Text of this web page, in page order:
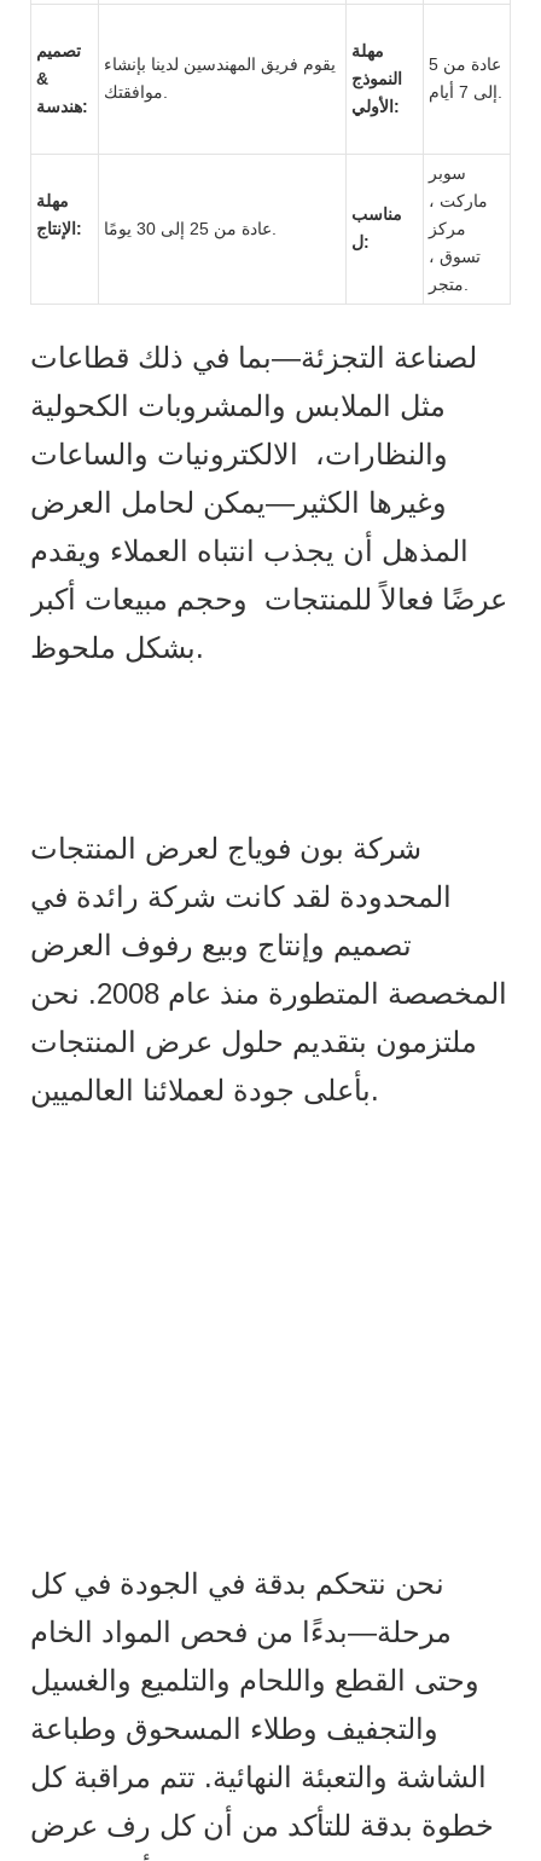
تصميم
&
هندسة:
يقوم فريق المهندسين لدينا بإنشاء
مهلة
النموذج
الأولي:
عادة من 5
مهلة
الإنتاج:
مناسب
ل:
سوبر
ماركت ،
مركز
تسوق ،
لصناعة التجزئة—بما في ذلك قطاعات
مثل الملابس والمشروبات الكحولية
والنظارات، الالكترونيات والساعات
وغيرها الكثير—يمكن لحامل العرض
المذهل أن يجذب انتباه العملاء ويقدم
عرضًا فعالاً للمنتجات وحجم مبيعات أكبر
بشكل ملحوظ.
شركة بون فوياج لعرض المنتجات
المحدودة لقد كانت شركة رائدة في
تصميم وإنتاج وبيع رفوف العرض
المخصصة المتطورة منذ عام 2008. نحن
ملتزمون بتقديم حلول عرض المنتجات
بأعلى جودة لعملائنا العالميين.
نحن نتحكم بدقة في الجودة في كل
مرحلة—بدءًا من فحص المواد الخام
وحتى القطع واللحام والتلميع والغسيل
والتجفيف وطلاء المسحوق وطباعة
الشاشة والتعبئة النهائية. تتم مراقبة كل
خطوة بدقة للتأكد من أن كل رف عرض